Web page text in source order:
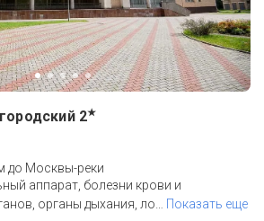
2★
до Москвы-реки
аппарат, болезни крови и
органы дыхания, ло
Показать еще